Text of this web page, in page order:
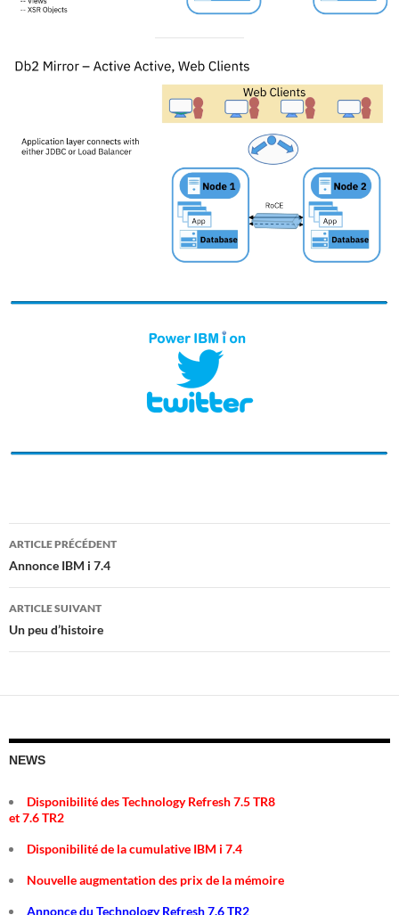
Navigation
des
articles
ARTICLE PRÉCÉDENT
Annonce IBM i 7.4
ARTICLE SUIVANT
Un peu d’histoire
NEWS
Disponibilité des Technology Refresh 7.5 TR8
et 7.6 TR2
Disponibilité de la cumulative IBM i 7.4
Nouvelle augmentation des prix de la mémoire
Annonce du Technology Refresh 7.6 TR2